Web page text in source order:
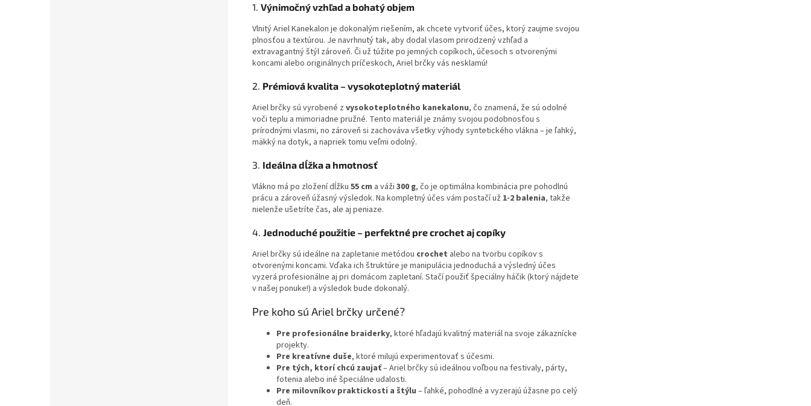
1. Výnimočný vzhľad a bohatý objem
Vlnitý Ariel Kanekalon je dokonalým riešením, ak chcete vytvoriť účes, ktorý zaujme svojou
plnosťou a textúrou. Je navrhnutý tak, aby dodal vlasom prirodzený vzhľad a
extravagantný štýl zároveň. Či už túžite po jemných copíkoch, účesoch s otvorenými
koncami alebo originálnych príčeskoch, Ariel brčky vás nesklamú!
2. Prémiová kvalita – vysokoteplotný materiál
Ariel brčky sú vyrobené z vysokoteplotného kanekalonu, čo znamená, že sú odolné
voči teplu a mimoriadne pružné. Tento materiál je známy svojou podobnosťou s
prírodnými vlasmi, no zároveň si zachováva všetky výhody syntetického vlákna – je ľahký,
mäkký na dotyk, a napriek tomu veľmi odolný.
3. Ideálna dĺžka a hmotnosť
Vlákno má po zložení dĺžku 55 cm a váži 300 g, čo je optimálna kombinácia pre pohodlnú
prácu a zároveň úžasný výsledok. Na kompletný účes vám postačí už 1-2 balenia, takže
nielenže ušetríte čas, ale aj peniaze.
4. Jednoduché použitie – perfektné pre crochet aj copíky
Ariel brčky sú ideálne na zapletanie metódou crochet alebo na tvorbu copíkov s
otvorenými koncami. Vďaka ich štruktúre je manipulácia jednoduchá a výsledný účes
vyzerá profesionálne aj pri domácom zapletaní. Stačí použiť špeciálny háčik (ktorý nájdete
v našej ponuke!) a výsledok bude dokonalý.
Pre koho sú Ariel brčky určené?
Pre profesionálne braiderky, ktoré hľadajú kvalitný materiál na svoje zákaznícke
projekty.
Pre kreatívne duše, ktoré milujú experimentovať s účesmi.
Pre tých, ktorí chcú zaujať– Ariel brčky sú ideálnou voľbou na festivaly, párty,
fotenia alebo iné špeciálne udalosti.
Pre milovníkov praktickosti a štýlu – ľahké, pohodlné a vyzerajú úžasne po celý
deň.